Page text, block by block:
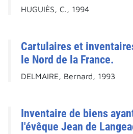
HUGUIÈS, C., 1994
Cartulaires et
le Nord de la France.
DELMAIRE, Bernard, 1993
Inventaire de biens
l'évêque Jean de